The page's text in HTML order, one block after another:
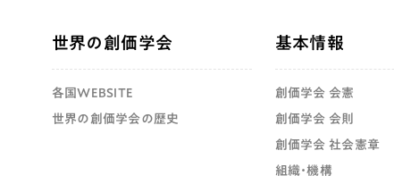
世界の創価学会
各国WEBSITE
世界の創価学会の歴史
基本情報
創価学会 会憲
創価学会 会則
創価学会 社会憲章
組織・機構